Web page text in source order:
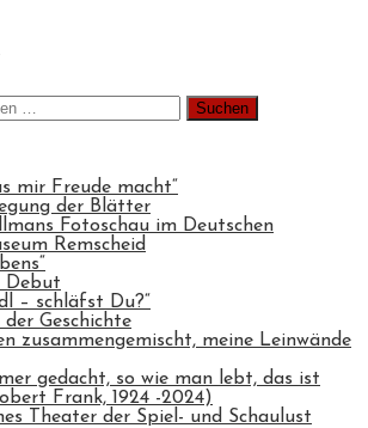
mir Freude macht“
der Blätter
Fotoschau im Deutschen
Remscheid
Debut
– schläfst Du?“
Geschichte
zusammengemischt, meine Leinwände
gedacht, so wie man lebt, das ist
Frank, 1924 -2024)
Theater der Spiel- und Schaulust